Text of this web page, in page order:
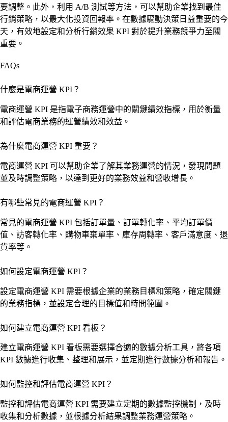
要調整。此外，利用 A/B 測試等方法，可以幫助企業找到最佳
行銷策略，以最大化投資回報率。在數據驅動決策日益重要的今
天，有效地設定和分析行銷效果 KPI 對於提升業務競爭力至關
重要。
FAQs
什麼是電商運營 KPI？
電商運營 KPI 是指電子商務運營中的關鍵績效指標，用於衡量
和評估電商業務的運營績效和效益。
為什麼電商運營 KPI 重要？
電商運營 KPI 可以幫助企業了解其業務運營的情況，發現問題
並及時調整策略，以達到更好的業務效益和營收增長。
有哪些常見的電商運營 KPI？
常見的電商運營 KPI 包括訂單量、訂單轉化率、平均訂單價
值、訪客轉化率、購物車棄單率、庫存周轉率、客戶滿意度、退
貨率等。
如何設定電商運營 KPI？
設定電商運營 KPI 需要根據企業的業務目標和策略，確定關鍵
的業務指標，並設定合理的目標值和時間範圍。
如何建立電商運營 KPI 看板？
建立電商運營 KPI 看板需要選擇合適的數據分析工具，將各項
KPI 數據進行收集、整理和展示，並定期進行數據分析和報告。
如何監控和評估電商運營 KPI？
監控和評估電商運營 KPI 需要建立定期的數據監控機制，及時
收集和分析數據，並根據分析結果調整業務運營策略。